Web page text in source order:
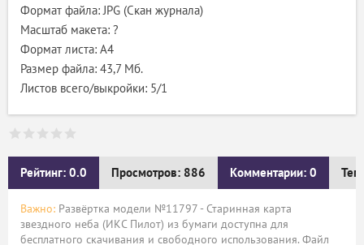
Формат файла: JPG (Скан журнала)
Масштаб макета: ?
Формат листа: А4
Размер файла: 43,7 Мб.
Листов всего/выкройки: 5/1
Рейтинг: 0.0 Просмотров: 886 Комментарии: 0
Важно: Развёртка модели №11797 - Старинная карта
звездного неба (ИКС Пилот) из бумаги доступна для
бесплатного скачивания и свободного использования. Файл